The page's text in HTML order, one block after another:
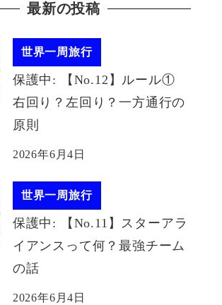
最新の投稿
世界一周旅行
保護中: 【No.12】ルール①
右回り？左回り？一方通行の
原則
2026年6月4日
世界一周旅行
保護中: 【No.11】スターアラ
イアンスって何？最強チーム
の話
2026年6月4日